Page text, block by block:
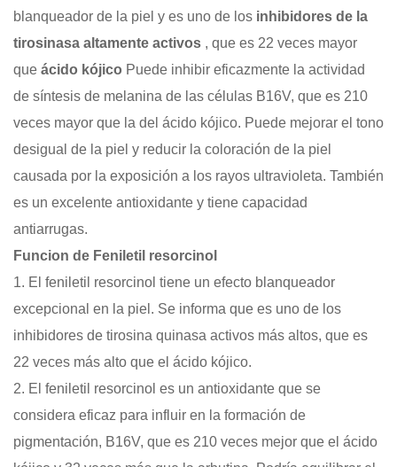
blanqueador de la piel y es uno de los inhibidores de la
tirosinasa altamente activos , que es 22 veces mayor
que ácido kójico Puede inhibir eficazmente la actividad
de síntesis de melanina de las células B16V, que es 210
veces mayor que la del ácido kójico. Puede mejorar el tono
desigual de la piel y reducir la coloración de la piel
causada por la exposición a los rayos ultravioleta. También
es un excelente antioxidante y tiene capacidad
antiarrugas.
Funcion de Feniletil resorcinol
1. El feniletil resorcinol tiene un efecto blanqueador
excepcional en la piel. Se informa que es uno de los
inhibidores de tirosina quinasa activos más altos, que es
22 veces más alto que el ácido kójico.
2. El feniletil resorcinol es un antioxidante que se
considera eficaz para influir en la formación de
pigmentación, B16V, que es 210 veces mejor que el ácido